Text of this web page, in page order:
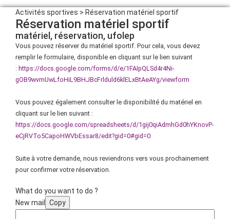
Activités sportives > Réservation matériel sportif
Réservation matériel sportif
matériel, réservation, ufolep
Vous pouvez réserver du matériel sportif. Pour cela, vous devez
remplir le formulaire, disponible en cliquant sur le lien suivant
: https://docs.google.com/forms/d/e/1FAIpQLSd4r4Ni-
gOB9wvmUwLfoHiL9BHJBcFrlduld6klELxBtAeAYg/viewform
Vous pouvez également consulter le disponibilité du matériel en
cliquant sur le lien suivant :
https://docs.google.com/spreadsheets/d/1gij0qiAdmhGd0hYKnovP-
eCjRVTo5CapoHWVbEssar8/edit?gid=0#gid=0
Suite à votre demande, nous reviendrons vers vous prochainement
pour confirmer votre réservation.
What do you want to do ?
New mail
Copy